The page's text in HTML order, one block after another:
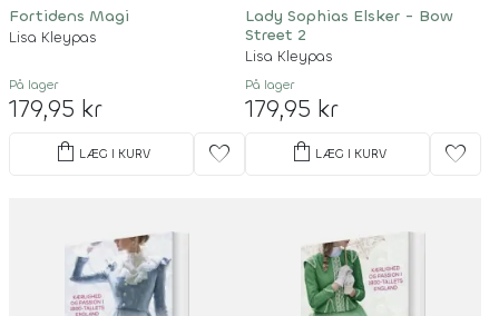
Fortidens Magi
Lisa Kleypas
På lager
179,95 kr
shopping_bag LÆG I KURV favorite
Lady Sophias Elsker - Bow
Street 2
Lisa Kleypas
På lager
179,95 kr
shopping_bag LÆG I KURV favorite